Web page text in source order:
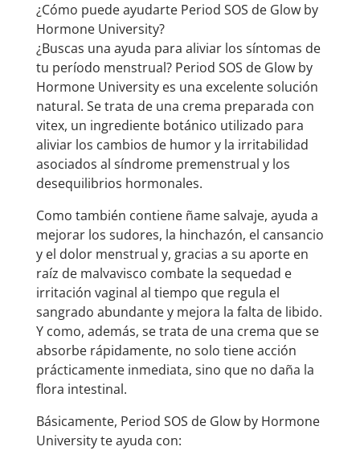
¿Cómo puede ayudarte Period SOS de Glow by
Hormone University?
¿Buscas una ayuda para aliviar los síntomas de
tu período menstrual? Period SOS de Glow by
Hormone University es una excelente solución
natural. Se trata de una crema preparada con
vitex, un ingrediente botánico utilizado para
aliviar los cambios de humor y la irritabilidad
asociados al síndrome premenstrual y los
desequilibrios hormonales.
Como también contiene ñame salvaje, ayuda a
mejorar los sudores, la hinchazón, el cansancio
y el dolor menstrual y, gracias a su aporte en
raíz de malvavisco combate la sequedad e
irritación vaginal al tiempo que regula el
sangrado abundante y mejora la falta de libido.
Y como, además, se trata de una crema que se
absorbe rápidamente, no solo tiene acción
prácticamente inmediata, sino que no daña la
flora intestinal.
Básicamente, Period SOS de Glow by Hormone
University te ayuda con: